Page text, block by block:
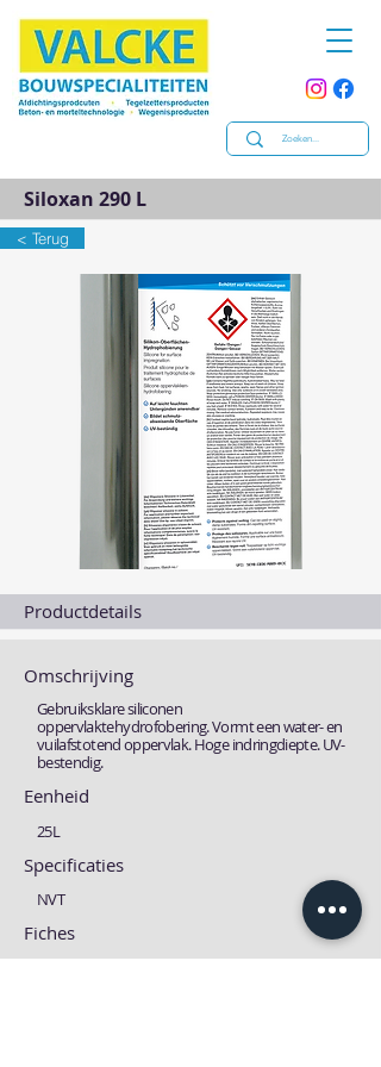
Siloxan 290 L
< Terug
Productdetails
Omschrijving
Gebruiksklare siliconen
oppervlaktehydrofobering. Vormt een water- en
vuilafstotend oppervlak. Hoge indringdiepte. UV-
bestendig.
Eenheid
25L
Specificaties
NVT
Fiches